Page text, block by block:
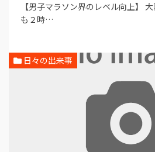
【男子マラソン界のレベル向上】
も２時…
日々の出来事